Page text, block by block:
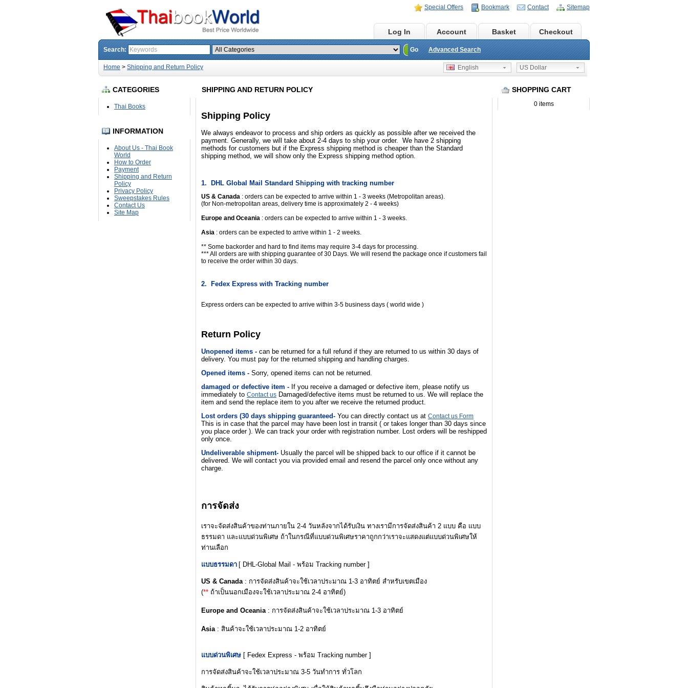
Special Offers Bookmark Contact Sitemap
Log In Account Basket Checkout
Search: Go Advanced Search
Home > Shipping and Return Policy US Dollar
English
CATEGORIES
Thai Books
INFORMATION
About Us - Thai Book
World
How to Order
Payment
Shipping and Return
Policy
Privacy Policy
Sweepstakes Rules
Contact Us
Site Map
SHOPPING CART
0 items
SHIPPING AND RETURN POLICY
Shipping Policy
We always endeavor to process and ship orders as quickly as possible after we received the
payment. Generally, we will take about 2-4 days to ship your order. We have 2 shipping
methods for customers but if the Express shipping method is cheaper than the Standard
shipping method, we will show only the Express shipping method option.
1. DHL Global Mail Standard Shipping with tracking number
US & Canada : orders can be expected to arrive within 1 - 3 weeks (Metropolitan areas).
(for Non-metropolitan areas, delivery time is approximately 2 - 4 weeks)
Europe and Oceania : orders can be expected to arrive within 1 - 3 weeks.
Asia : orders can be expected to arrive within 1 - 2 weeks.
** Some backorder and hard to find items may require 3-4 days for processing.
*** All orders are with shipping guarantee of 30 Days. We will resend the package once if customers fail
to receive the order within 30 days.
2. Fedex Express with Tracking number
Express orders can be expected to arrive within 3-5 business days ( world wide )
Return Policy
Unopened items - can be returned for a full refund if they are returned to us within 30 days of
delivery. You must pay for the returned shipping and handling charges.
Opened items - Sorry, opened items can not be returned.
damaged or defective item - If you receive a damaged or defective item, please notify us
immediately to Contact us Damaged/defective items must be returned to us. We will replace the
item and send the replace item to you after we receive the returned product.
Lost orders (30 days shipping guaranteed- You can directly contact us at Contact us Form
This is in case that the parcel may have been lost in transit ( or takes longer than 30 days since
you place order ). We can track your order with registration number. Lost orders will be reshipped
only once.
Undeliverable shipment- Usually the parcel will be shipped back to our office if it cannot be
delivered. We will contact you via provided email and resend the parcel only once without any
charge.
การจัดส่ง
เราจะจัดส่งสินค้าของท่านภายใน 2-4 วันหลังจากได้รับเงิน ทางเรามีการจัดส่งสินค้า 2 แบบ คือ แบบ
ธรรมดา และแบบด่วนพิเศษ ถ้าในกรณีที่แบบด่วนพิเศษราคาถูกกว่าเราจะแสดงแต่แบบด่วนพิเศษให้
ท่านเลือก
แบบธรรมดา [ DHL-Global Mail - พร้อม Tracking number ]
US & Canada : การจัดส่งสินค้าจะใช้เวลาประมาณ 1-3 อาทิตย์ สำหรับเขตเมือง
(** ถ้าเป็นนอกเมืองจะใช้เวลาประมาณ 2-4 อาทิตย์)
Europe and Oceania : การจัดส่งสินค้าจะใช้เวลาประมาณ 1-3 อาทิตย์
Asia : สินค้าจะใช้เวลาประมาณ 1-2 อาทิตย์
แบบด่วนพิเศษ [ Fedex Express - พร้อม Tracking number ]
การจัดส่งสินค้าจะใช้เวลาประมาณ 3-5 วันทำการ ทั่วโลก